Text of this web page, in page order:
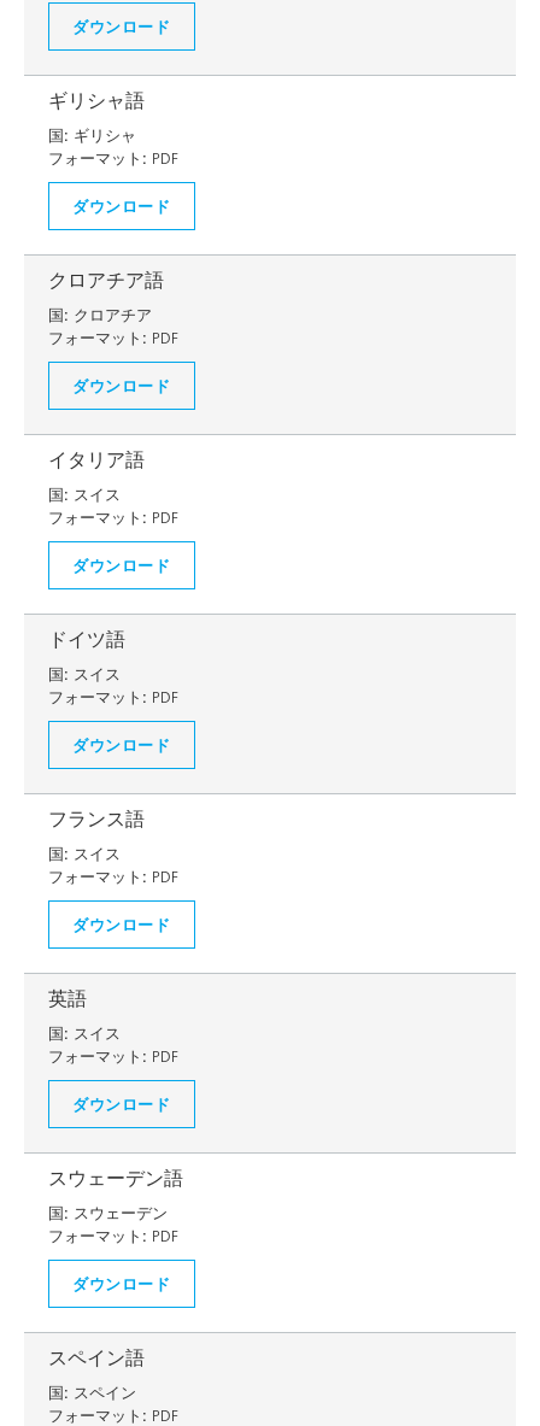
ダウンロード
ギリシャ語
国: ギリシャ
フォーマット: PDF
ダウンロード
クロアチア語
国: クロアチア
フォーマット: PDF
ダウンロード
イタリア語
国: スイス
フォーマット: PDF
ダウンロード
ドイツ語
国: スイス
フォーマット: PDF
ダウンロード
フランス語
国: スイス
フォーマット: PDF
ダウンロード
英語
国: スイス
フォーマット: PDF
ダウンロード
スウェーデン語
国: スウェーデン
フォーマット: PDF
ダウンロード
スペイン語
国: スペイン
フォーマット: PDF